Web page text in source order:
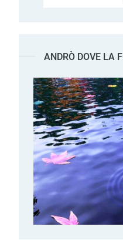
ANDRÒ DOVE LA